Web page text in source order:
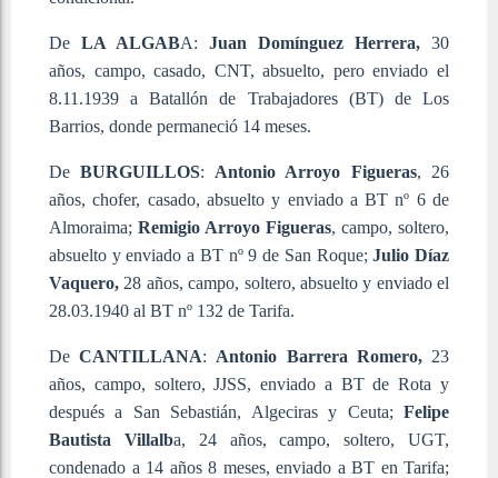
De LA ALGABA: Juan Domínguez Herrera, 30
años, campo, casado, CNT, absuelto, pero enviado el
8.11.1939 a Batallón de Trabajadores (BT) de Los
Barrios, donde permaneció 14 meses.
DeBURGUILLOS: Antonio Arroyo Figueras, 26
años, chofer, casado, absuelto y enviado a BT nº 6 de
Almoraima; Remigio Arroyo Figueras, campo, soltero,
absuelto y enviado a BT nº 9 de San Roque;JulioDíaz
Vaquero, 28 años, campo, soltero, absuelto y enviado el
28.03.1940 al BT nº 132 de Tarifa.
De CANTILLANA: Antonio Barrera Romero,23
años, campo, soltero, JJSS, enviado a BT de Rota y
después a San Sebastián, Algeciras y Ceuta; Felipe
Bautista Villalba, 24 años, campo, soltero, UGT,
condenado a 14 años 8 meses, enviado a BT en Tarifa;